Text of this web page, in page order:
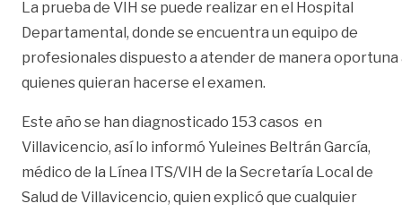
La prueba de VIH se puede realizar en el Hospital
Departamental, donde se encuentra un equipo de
profesionales dispuesto a atender de manera oportuna
quienes quieran hacerse el examen.
Este año se han diagnosticado 153 casos en
Villavicencio, así lo informó Yuleines Beltrán García,
médico de la Línea ITS/VIH de la Secretaría Local de
Salud de Villavicencio, quien explicó que cualquier